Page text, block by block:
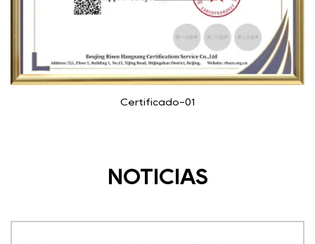
Certificado-01
NOTICIAS